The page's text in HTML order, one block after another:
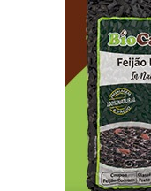
Anvisa propõe
propaganda de
PL quer
segurança